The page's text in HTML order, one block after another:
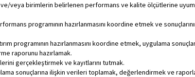
veya birimlerin belirlenen performans ve kalite ölçütlerine
programının hazırlanmasını koordine etmek ve
programının hazırlanmasını koordine etmek, uygulama
raporunu hazırlamak.
gerçekleştirmek ve kayıtlarını tutmak.
sonuçlarına ilişkin verileri toplamak, değerlendirmek ve